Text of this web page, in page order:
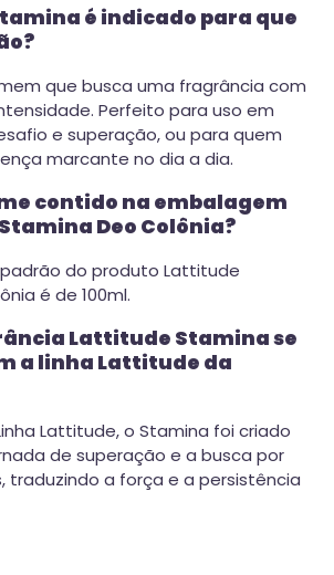
é indicado para que
que busca uma fragrância com
Perfeito para uso em
e superação, ou para quem
marcante no dia a dia.
contido na embalagem
Deo Colônia?
do produto Lattitude
é de 100ml.
Lattitude Stamina se
a linha Lattitude da
Lattitude, o Stamina foi criado
de superação e a busca por
traduzindo a força e a persistência